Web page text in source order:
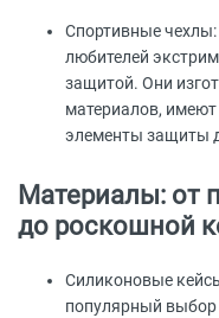
Спортивные
любителей
защитой. Они
материалов,
элементы защиты
Материалы: от
до роскошной
Силиконовые
популярный выбор